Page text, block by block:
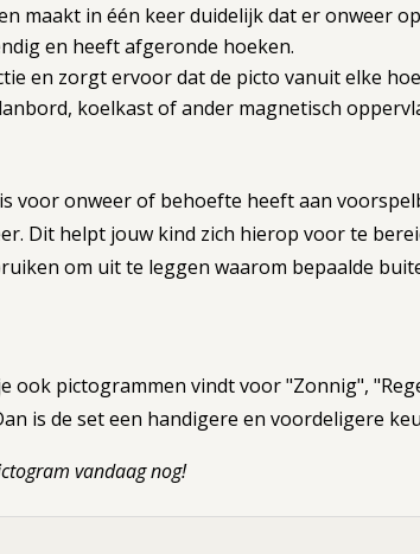
maakt in één keer duidelijk dat er onweer
en heeft afgeronde hoeken.
en zorgt ervoor dat de picto vanuit elke
koelkast of ander magnetisch
voor onweer of behoefte heeft aan
Dit helpt jouw kind zich hierop voor te
om uit te leggen waarom bepaalde
ook pictogrammen vindt voor "Zonnig",
is de set een handigere en voordeligere
vandaag nog!